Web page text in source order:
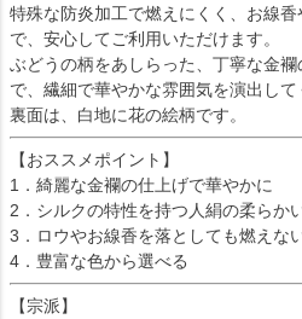
特殊な防炎加工で燃えにくく、お線
で、安心してご利用いただけます。
ぶどうの柄をあしらった、丁寧な金
で、繊細で華やかな雰囲気を演出して
裏面は、白地に花の絵柄です。
【おススメポイント】
1．綺麗な金襴の仕上げで華やかに
2．シルクの特性を持つ人絹の柔らか
3．ロウやお線香を落としても燃えな
4．豊富な色から選べる
【宗派】